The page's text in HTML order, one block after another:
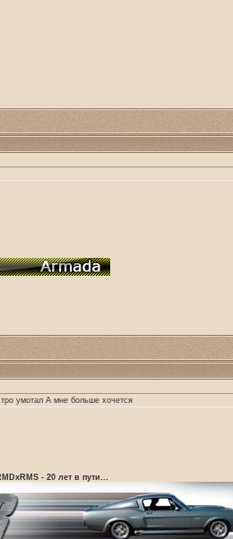
умотал А мне больше хочется
- 20 лет в пути...